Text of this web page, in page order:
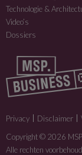
Technologie &
Video’s
Dossiers
Privacy Disclaimer
Copyright © 2026
Alle rechten